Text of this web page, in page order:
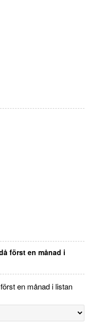
först en månad i
en månad i listan